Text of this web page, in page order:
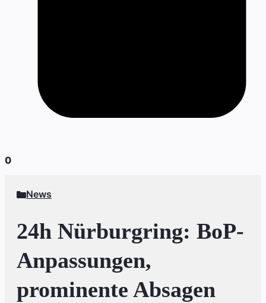
0
News
24h Nürburgring: BoP-
Anpassungen,
prominente Absagen